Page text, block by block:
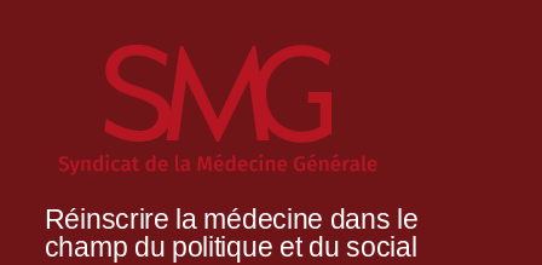
Réinscrire la médecine dans le
champ du politique et du social